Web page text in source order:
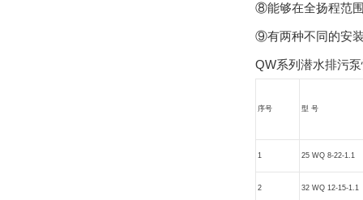
⑧能够在全扬程范围
⑨有两种不同的安装方
QW系列潜水排污
序号 型 号
1 25 WQ 8-22-1.1
2 32 WQ 12-15-1.1